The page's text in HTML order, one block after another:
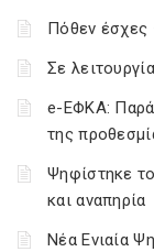
Πόθεν έσχες
Σε
e-ΕΦΚΑ:
της
Ψηφίστηκε
και αναπηρία
Νέα Ενιαία